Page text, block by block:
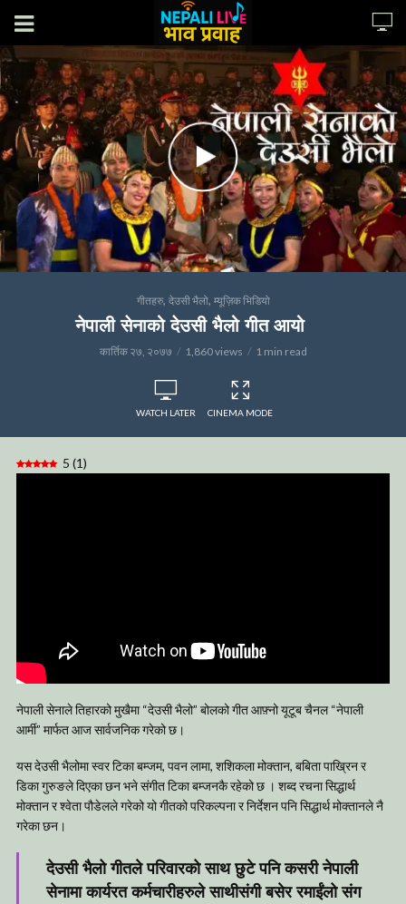
गीतहरु, देउसी भैलो, म्यूज़िक भिडियो
नेपाली सेनाको देउसी भैलो गीत आयो
कार्तिक २७, २०७७ 1,860 views 1 min read
WATCH LATER CINEMA MODE
5 (1)
नेपाली सेनाले तिहारको मुखैमा “देउसी भैलो” बोलको गीत आफ़्नो यूटूब चैनल “नेपाली
आर्मी” मार्फत आज सार्वजनिक गरेको छ।
यस देउसी भैलोमा स्वर टिका बम्जम, पवन लामा, शशिकला मोक्तान, बबिता पाख्रिन र
डिका गुरुङले दिएका छन भने संगीत टिका बम्जनकै रहेको छ । शब्द रचना सिद्धार्थ
मोक्तान र श्वेता पौडेलले गरेको यो गीतको परिकल्पना र निर्देशन पनि सिद्धार्थ मोक्तानले नै
गरेका छन।
देउसी भैलो गीतले परिवारको साथ छुटे पनि कसरी नेपाली
सेनामा कार्यरत कर्मचारीहरुले साथीसंगी बसेर रमाईंलो संग